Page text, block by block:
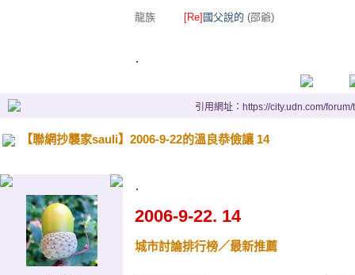
龍族 [Re] 國父說的 (邵爺)
.
引用網址：https://city.udn.com/
【聯網抄襲家sauli】2006-9-22的溫良恭儉讓 14
.
2006-9-22. 14
城市討論排行榜／最新推薦